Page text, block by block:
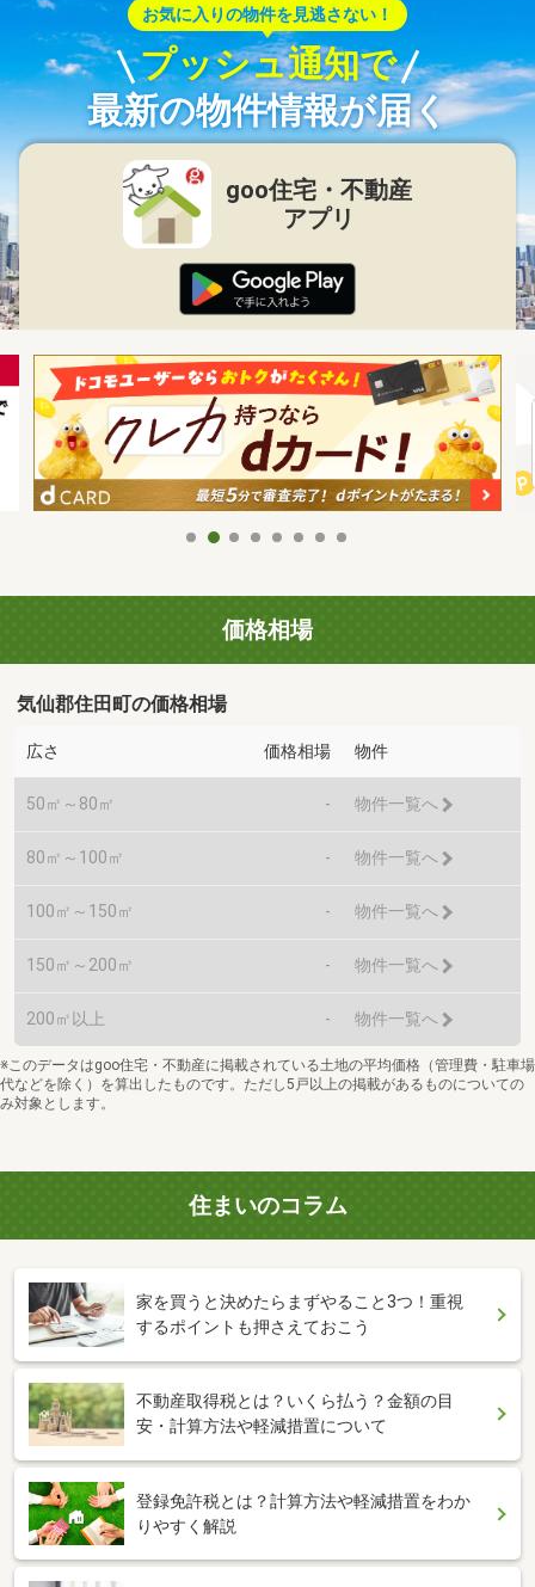
お気に入りの物件を見逃さない！
プッシュ通知で
最新の物件情報が届く
goo住宅・不動産
アプリ
価格相場
気仙郡住田町の価格相場
広さ 価格相場 物件
50㎡～80㎡ - 物件一覧へ
80㎡～100㎡ - 物件一覧へ
100㎡～150㎡ - 物件一覧へ
150㎡～200㎡ - 物件一覧へ
200㎡以上 - 物件一覧へ
※このデータはgoo住宅・不動産に掲載されている土地の平均価格（管理費・駐車場
代などを除く）を算出したものです。ただし5戸以上の掲載があるものについての
み対象とします。
住まいのコラム
家を買うと決めたらまずやること3つ！重視
するポイントも押さえておこう
不動産取得税とは？いくら払う？金額の目
安・計算方法や軽減措置について
登録免許税とは？計算方法や軽減措置をわか
りやすく解説